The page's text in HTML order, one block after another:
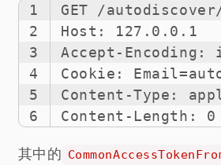
1
2
3
4
5
6
GET /autodiscover/
Host: 127.0.0.1
Accept-
Cookie:
Content-Type:
Content-Length: 0
其中的